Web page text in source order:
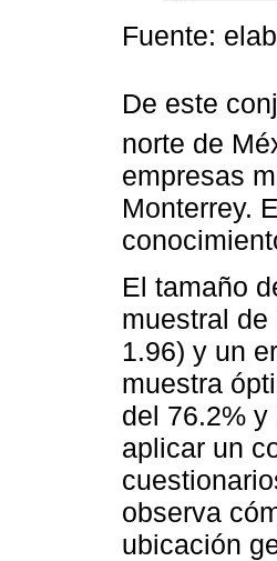
Fuente:
De este
norte de
empresas
Monterrey.
El tamaño
muestral
1.96) y un
muestra
del 76.2%
aplicar un
observa
ubicación